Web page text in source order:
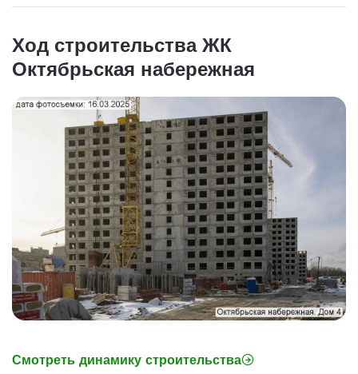
Ход строительства ЖК
Октябрьская набережная
Смотреть динамику строительства